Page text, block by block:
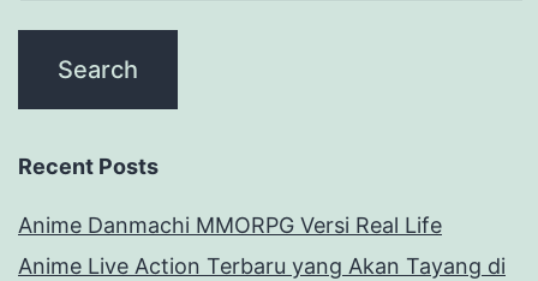
Recent Posts
Anime Danmachi MMORPG Versi Real Life
Anime Live Action Terbaru yang Akan Tayang di